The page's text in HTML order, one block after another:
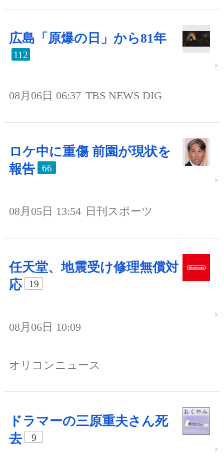
広島「原爆の日」から81年
112
08月06日 06:37 TBS NEWS DIG
ロケ中に重傷 前園が現状を
報告
66
08月05日 13:54 日刊スポーツ
任天堂、地震受け修理無償対
応
19
08月06日 10:09
オリコンニュース
ドラマーの三原重夫さん死
去
9